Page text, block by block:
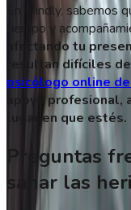
En Mindly, sabemos
tiempo y
afectando tu
resultan difíciles
psicólogo online
apoyo
lugar en que estés.
Preguntas
sanar las